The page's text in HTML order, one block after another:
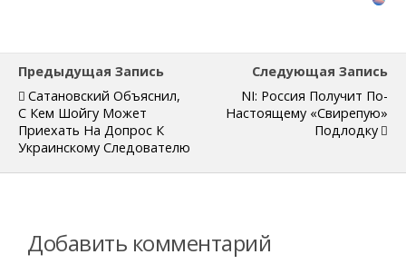
Предыдущая Запись
Сатановский Объяснил,
С Кем Шойгу Может
Приехать На Допрос К
Украинскому Следователю
Следующая Запись
NI: Россия Получит По-
Настоящему «свирепую»
Подлодку
Добавить комментарий